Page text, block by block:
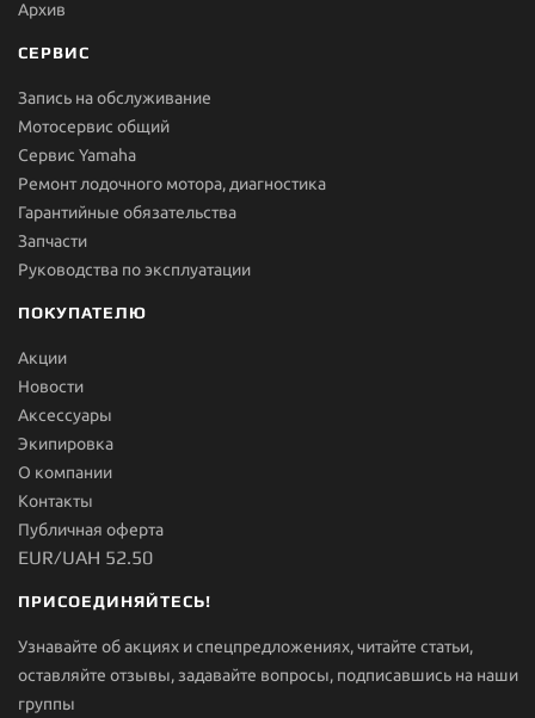
Архив
СЕРВИС
Запись на обслуживание
Мотосервис общий
Сервис Yamaha
Ремонт лодочного мотора, диагностика
Гарантийные обязательства
Запчасти
Руководства по эксплуатации
ПОКУПАТЕЛЮ
Акции
Новости
Aксессуары
Экипировка
О компании
Контакты
Публичная оферта
EUR/UAH 52.50
ПРИСОЕДИНЯЙТЕСЬ!
Узнавайте об акциях и спецпредложениях, читайте статьи,
оставляйте отзывы, задавайте вопросы, подписавшись на наши
группы